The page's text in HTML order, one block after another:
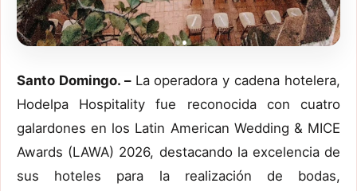
Santo Domingo. –La operadora y cadena hotelera,
Hodelpa Hospitality fue reconocida con cuatro
galardones en los Latin American Wedding & MICE
Awards (LAWA) 2026, destacando la excelencia de
sus hoteles para la realización de bodas,